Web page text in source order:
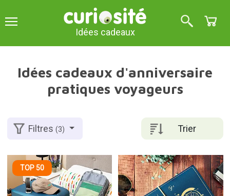
Idées cadeaux
Idées cadeaux d'anniversaire
pratiques voyageurs
Trier
Filtres(3)
TOP 50